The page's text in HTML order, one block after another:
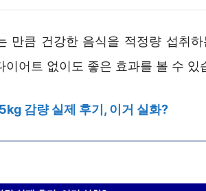
만큼 건강한 음식을 적정량 섭취하
어트 없이도 좋은 효과를 볼 수 있
감량 실제 후기, 이거 실화?